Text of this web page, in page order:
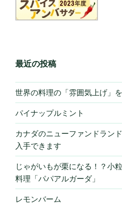
最近の投稿
世界の料理の「雰囲気上げ」
パイナップルミント
カナダのニューファンドラン
入手できます
じゃがいもが栗になる！？小
料理「パパアルガーダ」
レモンバーム